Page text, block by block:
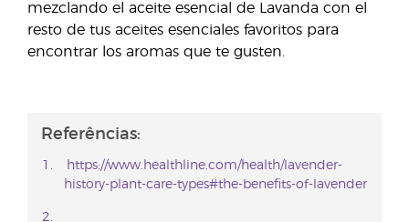
mezclando el aceite esencial de Lavanda con el
resto de tus aceites esenciales favoritos para
encontrar los aromas que te gusten.
Referências:
https://www.healthline.com/health/lavender-
history-plant-care-types#the-benefits-of-lavender